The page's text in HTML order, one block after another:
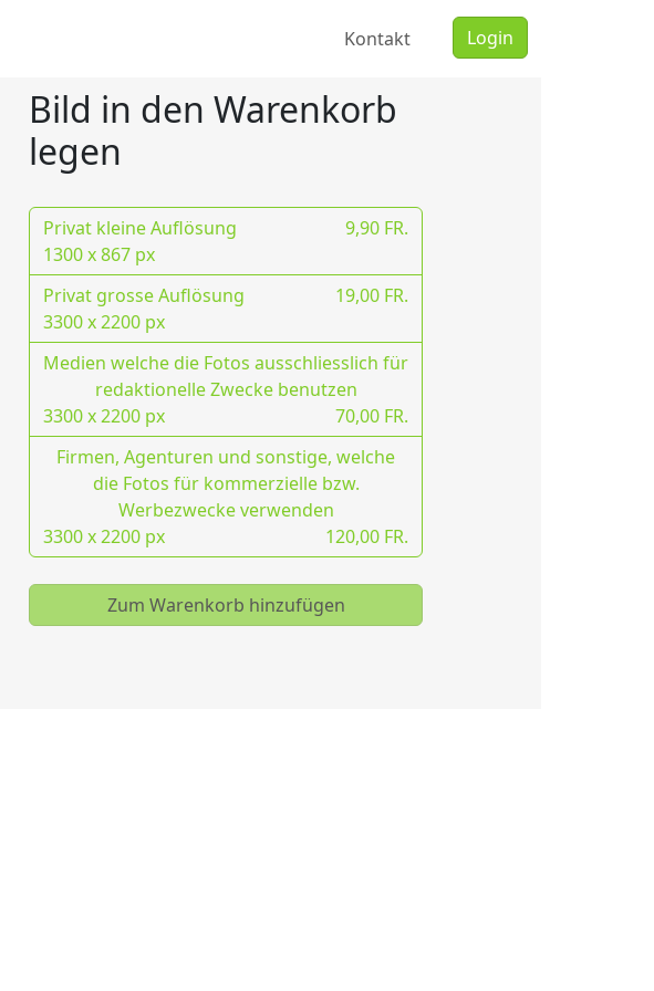
Kontakt Login
Bild in den Warenkorb
legen
Privat kleine Auflösung
9,90 FR.
1300 x 867 px
Privat grosse Auflösung
19,00 FR.
3300 x 2200 px
Medien welche die Fotos ausschliesslich für
redaktionelle Zwecke benutzen
70,00 FR.
3300 x 2200 px
Firmen, Agenturen und sonstige, welche
die Fotos für kommerzielle bzw.
Werbezwecke verwenden
120,00 FR.
3300 x 2200 px
Zum Warenkorb hinzufügen